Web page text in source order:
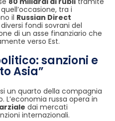
tra i
il Russian Direct
fondi sovrani del
di un asse finanziario che
verso Est.
sanzioni e
Asia”
un quarto della compagnia
russa opera in
dai mercati
internazionali.